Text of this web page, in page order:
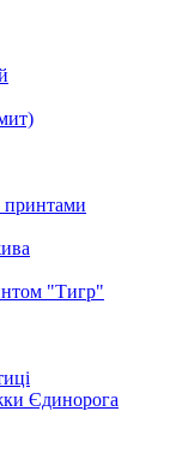
принтами
"Тигр"
Єдинорога